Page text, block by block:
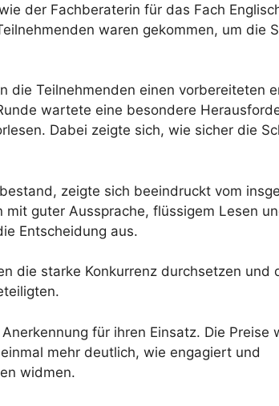
der Fachberaterin für das Fach
waren gekommen, um die
die Teilnehmenden einen vorbereiteten
wartete eine besondere
Dabei zeigte sich, wie sicher die
zeigte sich beeindruckt vom
guter Aussprache, flüssigem Lesen
Entscheidung aus.
die starke Konkurrenz durchsetzen und
für ihren Einsatz. Die Preise
mehr deutlich, wie engagiert und
widmen.